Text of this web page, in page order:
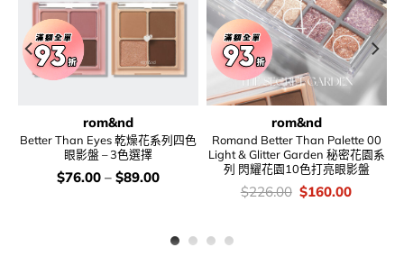
rom&nd
Better Than Eyes 乾燥花系列四色
眼影盤 – 3色選擇
價
錢：
$76.00– $89.00
rom&nd
Romand Better Than Palette 00
Light & Glitter Garden 秘密花園系
列 閃耀花園10色打亮眼影盤
價
錢：
$226.00 Original
price
$160.00Current